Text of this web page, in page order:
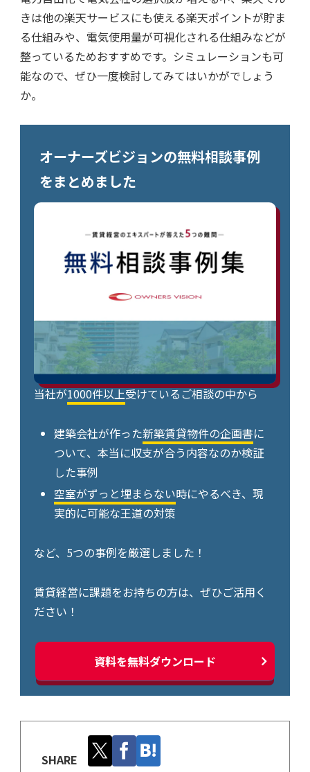
きは他の楽天サービスにも使える楽天ポイントが貯ま
る仕組みや、電気使用量が可視化される仕組みなどが
整っているためおすすめです。シミュレーションも可
能なので、ぜひ一度検討してみてはいかがでしょう
か。
オーナーズビジョンの無料相談事例
をまとめました
当社が1000件以上受けているご相談の中から
建築会社が作った新築賃貸物件の企画書に
ついて、本当に収支が合う内容なのか検証
した事例
空室がずっと埋まらない時にやるべき、現
実的に可能な王道の対策
など、5つの事例を厳選しました！
賃貸経営に課題をお持ちの方は、ぜひご活用く
ださい！
資料を無料ダウンロード
SHARE